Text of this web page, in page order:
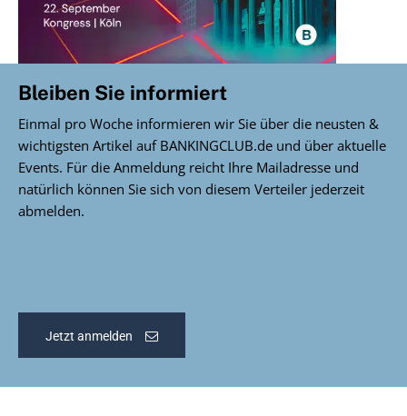
Bleiben Sie informiert
Einmal pro Woche informieren wir Sie über die neusten &
wichtigsten Artikel auf BANKINGCLUB.de und über aktuelle
Events. Für die Anmeldung reicht Ihre Mailadresse und
natürlich können Sie sich von diesem Verteiler jederzeit
abmelden.
Jetzt anmelden